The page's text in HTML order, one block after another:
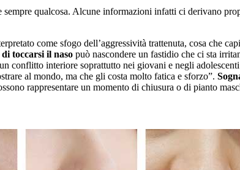
sempre qualcosa. Alcune informazioni infatti ci derivano
come sfogo dell’aggressività trattenuta, cosa che
di toccarsi il naso può nascondere un fastidio che ci sta
conflitto interiore soprattutto nei giovani e negli
al mondo, ma che gli costa molto fatica e sforzo”.
rappresentare un momento di chiusura o di pianto